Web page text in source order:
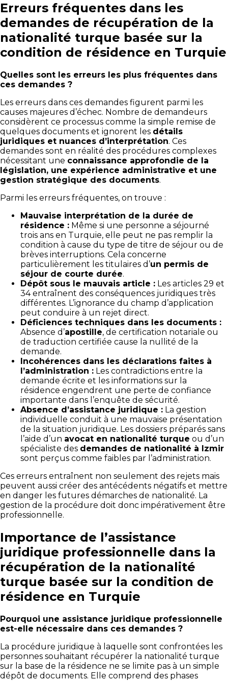
Erreurs fréquentes dans les
demandes de récupération de la
nationalité turque basée sur la
condition de résidence en Turquie
Quelles sont les erreurs les plus fréquentes dans
ces demandes ?
Les erreurs dans ces demandes figurent parmi les
causes majeures d’échec. Nombre de demandeurs
considèrent ce processus comme la simple remise de
quelques documents et ignorent les détails
juridiques et nuances d’interprétation. Ces
demandes sont en réalité des procédures complexes
nécessitant une connaissance approfondie de la
législation, une expérience administrative et une
gestion stratégique des documents.
Parmi les erreurs fréquentes, on trouve :
Mauvaise interprétation de la durée de
résidence : Même si une personne a séjourné
trois ans en Turquie, elle peut ne pas remplir la
condition à cause du type de titre de séjour ou de
brèves interruptions. Cela concerne
particulièrement les titulaires d’un permis de
séjour de courte durée.
Dépôt sous le mauvais article : Les articles 29 et
34 entraînent des conséquences juridiques très
différentes. L’ignorance du champ d’application
peut conduire à un rejet direct.
Déficiences techniques dans les documents :
Absence d’apostille, de certification notariale ou
de traduction certifiée cause la nullité de la
demande.
Incohérences dans les déclarations faites à
l’administration : Les contradictions entre la
demande écrite et les informations sur la
résidence engendrent une perte de confiance
importante dans l’enquête de sécurité.
Absence d’assistance juridique : La gestion
individuelle conduit à une mauvaise présentation
de la situation juridique. Les dossiers préparés sans
l’aide d’un avocat en nationalité turque ou d’un
spécialiste des demandes de nationalité à Izmir
sont perçus comme faibles par l’administration.
Ces erreurs entraînent non seulement des rejets mais
peuvent aussi créer des antécédents négatifs et mettre
en danger les futures démarches de nationalité. La
gestion de la procédure doit donc impérativement être
professionnelle.
Importance de l’assistance
juridique professionnelle dans la
récupération de la nationalité
turque basée sur la condition de
résidence en Turquie
Pourquoi une assistance juridique professionnelle
est-elle nécessaire dans ces demandes ?
La procédure juridique à laquelle sont confrontées les
personnes souhaitant récupérer la nationalité turque
sur la base de la résidence ne se limite pas à un simple
dépôt de documents. Elle comprend des phases